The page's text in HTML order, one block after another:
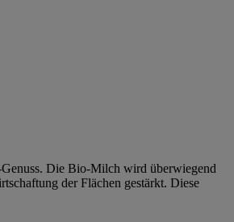
Genuss. Die Bio-Milch wird überwiegend
der Flächen gestärkt. Diese